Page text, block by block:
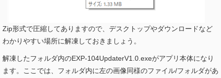
Zip形式で圧縮してありますので、デスクトップやダウンロードなど
わかりやすい場所に解凍しておきましょう。
解凍したフォルダ内のEXP-104UpdaterV1.0.exeがアプリ本体になり
ます。ここでは、フォルダ内に左の画像同様のファイル/フォルダがあ